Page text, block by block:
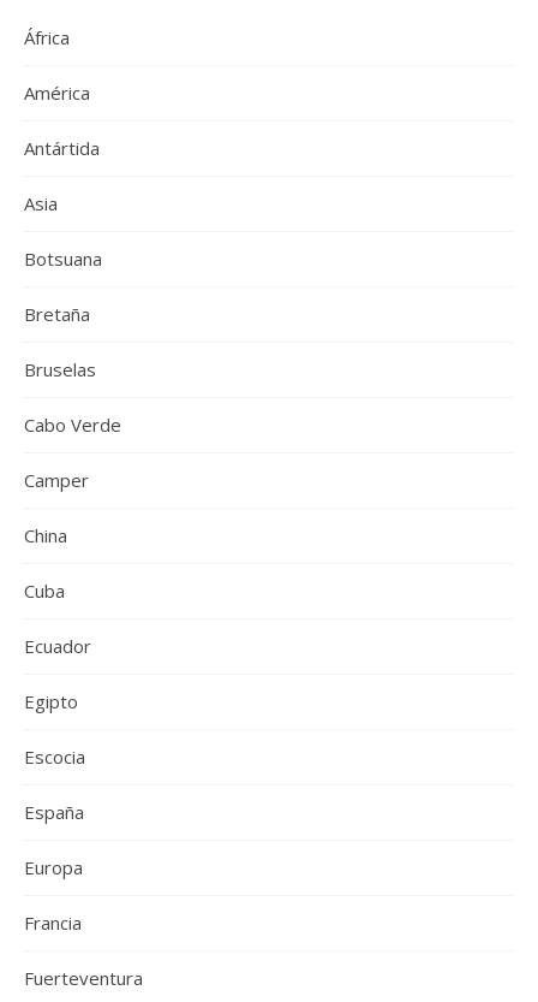
África
América
Antártida
Asia
Botsuana
Bretaña
Bruselas
Cabo Verde
Camper
China
Cuba
Ecuador
Egipto
Escocia
España
Europa
Francia
Fuerteventura